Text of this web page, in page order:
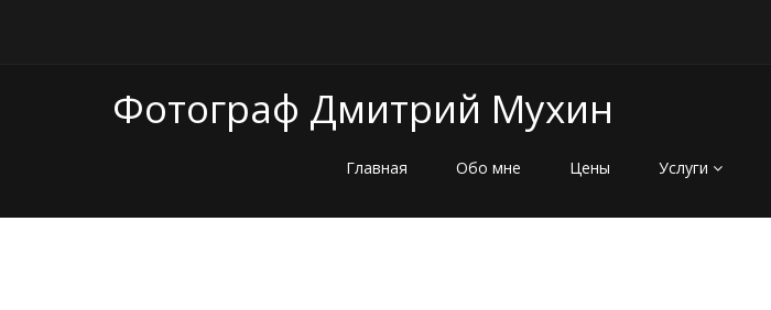
Фотограф Дмитрий Мухин
Главная Обо мне Цены Услуги